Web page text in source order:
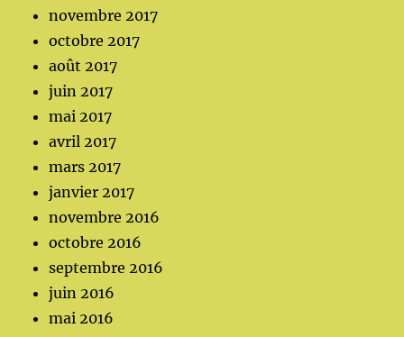
novembre 2017
octobre 2017
août 2017
juin 2017
mai 2017
avril 2017
mars 2017
janvier 2017
novembre 2016
octobre 2016
septembre 2016
juin 2016
mai 2016